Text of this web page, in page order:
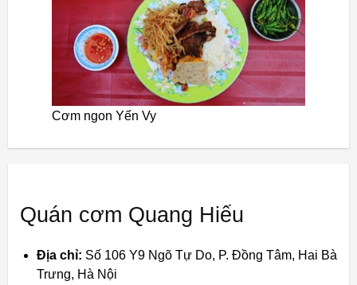
Cơm ngon Yến Vy
Quán cơm Quang Hiếu
Địa chỉ: Số 106 Y9 Ngõ Tự Do, P. Đồng Tâm, Hai Bà
Trưng, Hà Nội